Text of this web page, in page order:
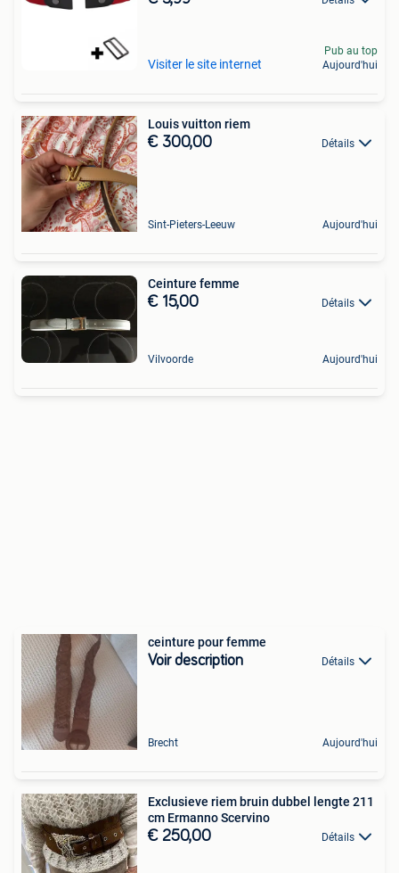
Visiter le site internet
Pub au top
Aujourd'hui
Louis vuitton riem
€ 300,00 Détails
Sint-Pieters-Leeuw Aujourd'hui
Ceinture femme
€ 15,00 Détails
Vilvoorde Aujourd'hui
ceinture pour femme
Voir description Détails
Brecht Aujourd'hui
Exclusieve riem bruin dubbel lengte 211
cm Ermanno Scervino
€ 250,00 Détails